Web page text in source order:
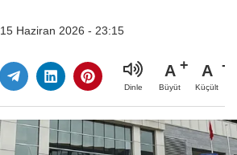
15 Haziran 2026 - 23:15
Dinle
A
Büyüt
A
Küçült